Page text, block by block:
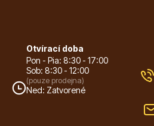
Otvírací doba
Pon - Pia: 8:30 - 17:00
Sob: 8:30 - 12:00
(pouze prodejna)
Ned: Zatvorené